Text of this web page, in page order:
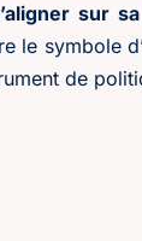
sur
le symbole
de